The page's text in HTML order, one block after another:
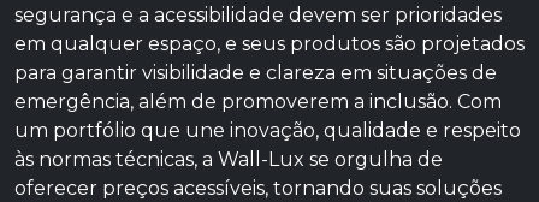
segurança e a acessibilidade devem ser prioridades
em qualquer espaço, e seus produtos são projetados
para garantir visibilidade e clareza em situações de
emergência, além de promoverem a inclusão. Com
um portfólio que une inovação, qualidade e respeito
às normas técnicas, a Wall-Lux se orgulha de
oferecer preços acessíveis, tornando suas soluções